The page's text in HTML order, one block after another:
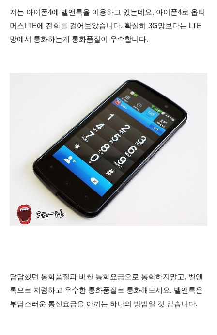
저는 아이폰4에 벨앤톡을 이용하고 있는데요. 아이폰4로 옵티
머스LTE에 전화를 걸어보았습니다. 확실히 3G망보다는 LTE
망에서 통화하는게 통화품질이 우수합니다.
답답했던 통화품질과 비싼 통화요금으로 통화하지말고, 벨앤
톡으로 저렴하고 우수한 통화품질로 통화해보세요. 벨앤톡은
부담스러운 통신요금을 아끼는 하나의 방법일 것 같습니다.